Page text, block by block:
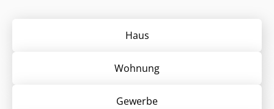
Haus
Wohnung
Gewerbe